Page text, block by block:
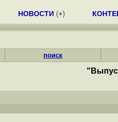
НОВОСТИ (+)
поиск